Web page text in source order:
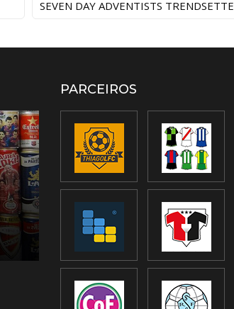
SEVEN DAY ADVENTISTS
PARCEIROS